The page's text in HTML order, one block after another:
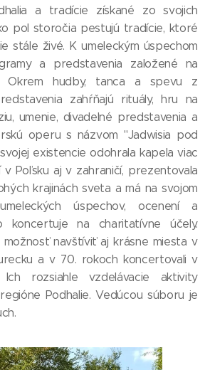
a tradície získané zo svojich
pol storočia pestujú tradície, ktoré
stále živé. K umeleckým úspechom
a predstavenia založené na
Okrem hudby, tanca a spevu z
zahŕňajú rituály, hru na
umenie, divadelné predstavenia a
operu s názvom "Jadwisia pod
existencie odohrala kapela viac
Poľsku aj v zahraničí, prezentovala
krajinách sveta a má na svojom
úspechov, ocenení a
koncertuje na charitatívne účely.
možnosť navštíviť aj krásne miesta v
a v 70. rokoch koncertovali v
Ich rozsiahle vzdelávacie aktivity
Podhalie. Vedúcou súboru je